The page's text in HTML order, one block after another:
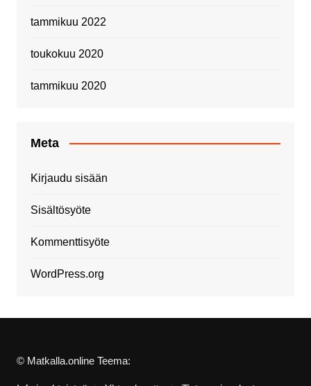
tammikuu 2022
toukokuu 2020
tammikuu 2020
Meta
Kirjaudu sisään
Sisältösyöte
Kommenttisyöte
WordPress.org
© Matkalla.online Teema: